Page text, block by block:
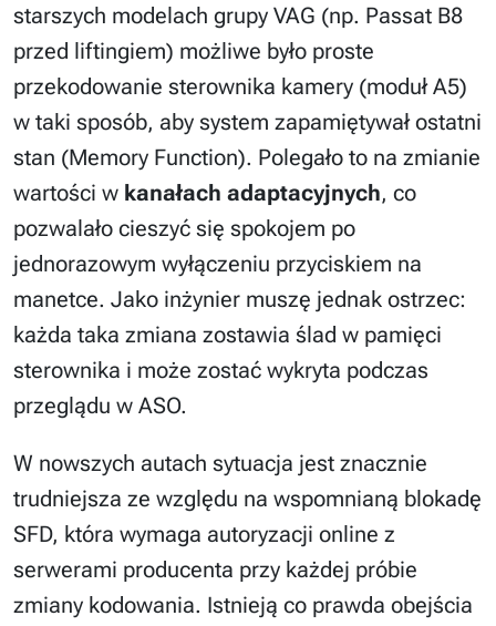
starszych modelach grupy VAG (np. Passat B8
przed liftingiem) możliwe było proste
przekodowanie sterownika kamery (moduł A5)
w taki sposób, aby system zapamiętywał ostatni
stan (Memory Function). Polegało to na zmianie
wartości w kanałach adaptacyjnych, co
pozwalało cieszyć się spokojem po
jednorazowym wyłączeniu przyciskiem na
manetce. Jako inżynier muszę jednak ostrzec:
każda taka zmiana zostawia ślad w pamięci
sterownika i może zostać wykryta podczas
przeglądu w ASO.
W nowszych autach sytuacja jest znacznie
trudniejsza ze względu na wspomnianą blokadę
SFD, która wymaga autoryzacji online z
serwerami producenta przy każdej próbie
zmiany kodowania. Istnieją co prawda obejścia